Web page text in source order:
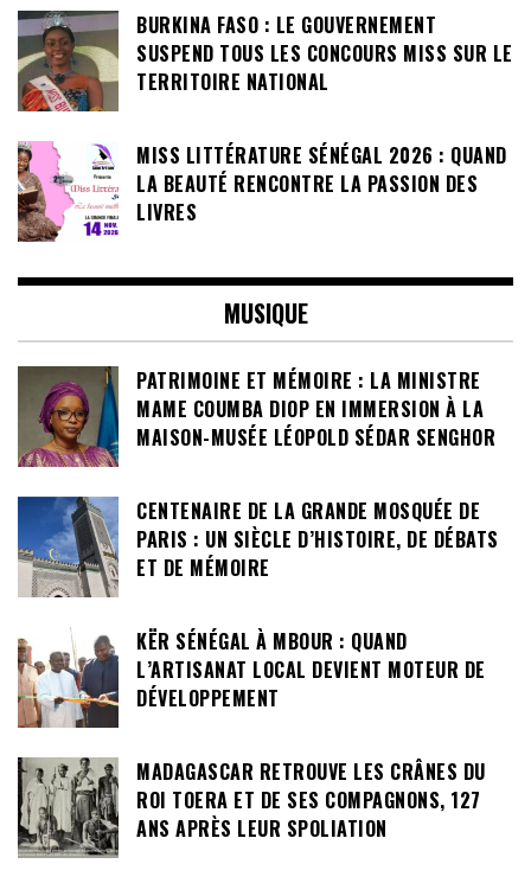
BURKINA FASO : LE GOUVERNEMENT
SUSPEND TOUS LES CONCOURS MISS SUR LE
TERRITOIRE NATIONAL
MISS LITTÉRATURE SÉNÉGAL 2026 : QUAND
LA BEAUTÉ RENCONTRE LA PASSION DES
LIVRES
MUSIQUE
PATRIMOINE ET MÉMOIRE : LA MINISTRE
MAME COUMBA DIOP EN IMMERSION À LA
MAISON-MUSÉE LÉOPOLD SÉDAR SENGHOR
CENTENAIRE DE LA GRANDE MOSQUÉE DE
PARIS : UN SIÈCLE D’HISTOIRE, DE DÉBATS
ET DE MÉMOIRE
KËR SÉNÉGAL À MBOUR : QUAND
L’ARTISANAT LOCAL DEVIENT MOTEUR DE
DÉVELOPPEMENT
MADAGASCAR RETROUVE LES CRÂNES DU
ROI TOERA ET DE SES COMPAGNONS, 127
ANS APRÈS LEUR SPOLIATION